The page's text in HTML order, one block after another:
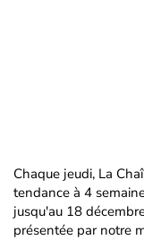
Chaque jeudi, La
tendance à 4
jusqu'au 18
présentée par notre